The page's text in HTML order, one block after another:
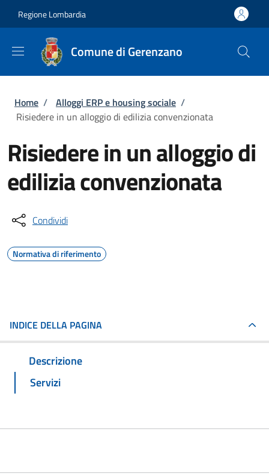
Regione Lombardia
Comune di Gerenzano
Briciole di pane
Home / Alloggi ERP e housing sociale /
Risiedere in un alloggio di edilizia convenzionata
Risiedere in un alloggio di
edilizia convenzionata
Condividi
Normativa di riferimento
INDICE DELLA PAGINA
Descrizione
Servizi